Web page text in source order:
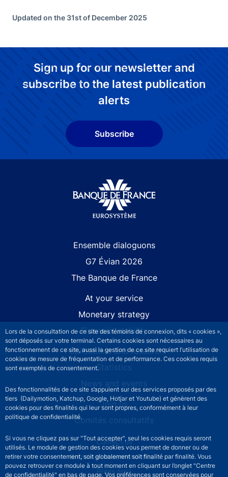
Lors de la consultation de ce site des témoins de connexion, dits « cookies »,
sont déposés sur votre terminal. Certains cookies sont nécessaires au
fonctionnement de ce site, aussi la gestion de ce site requiert l’utilisation de
cookies de mesure de fréquentation et de performance. Ces cookies requis
sont exemptés de consentement.
Des fonctionnalités de ce site s’appuient sur des services proposés par des
tiers (Dailymotion, Katchup, Google, Hotjar et Youtube) et génèrent des
cookies pour des finalités qui leur sont propres, conformément à leur
politique de confidentialité.
Si vous ne cliquez pas sur "Tout accepter", seul les cookies requis seront
utilisés. Le module de gestion des cookies vous permet de donner ou de
retirer votre consentement, soit globalement soit finalité par finalité. Vous
pouvez retrouver ce module à tout moment en cliquant sur l’onglet "Centre
de confidentialité" en bas de page. Vos préférences sont conservées pour
Updated on the 31st of December 2025
Sign up for our newsletter and
subscribe to the latest publication
alerts
Subscribe
Ensemble dialoguons
G7 Évian 2026
The Banque de France
At your service
Monetary strategy
Financial stability
Publications and research
Statistics
News and events
Join us
Comités consultatifs
Footer secondary menuContact us
Sourds et malentendants
Press area